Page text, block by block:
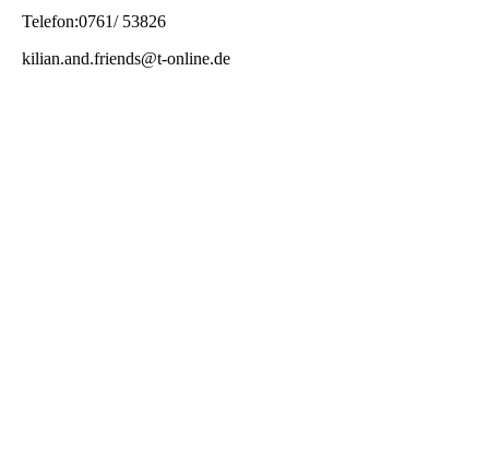
Telefon:0761/ 53826
kilian.and.friends@t-online.de